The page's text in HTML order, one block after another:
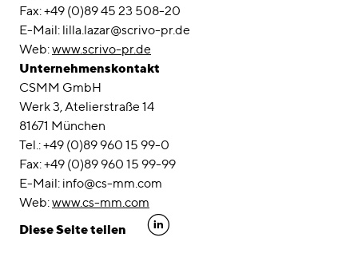
Fax: +49 (0)89 45 23 508-20
E-Mail: lilla.lazar@scrivo-pr.de
Web:www.scrivo-pr.de
Unternehmenskontakt
CSMM GmbH
Werk 3, Atelierstraße 14
81671 München
Tel.: +49 (0)89 960 15 99-0
Fax: +49 (0)89 960 15 99-99
E-Mail: info@cs-mm.com
Web:www.cs-mm.com
Diese Seite teilen
linkedin